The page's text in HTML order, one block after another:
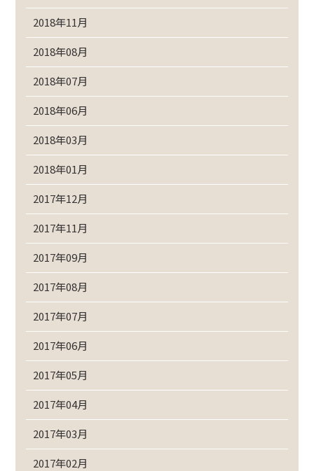
2018年11月
2018年08月
2018年07月
2018年06月
2018年03月
2018年01月
2017年12月
2017年11月
2017年09月
2017年08月
2017年07月
2017年06月
2017年05月
2017年04月
2017年03月
2017年02月